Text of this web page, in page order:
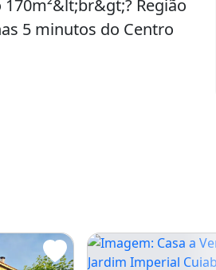
Região
5 minutos do Centro